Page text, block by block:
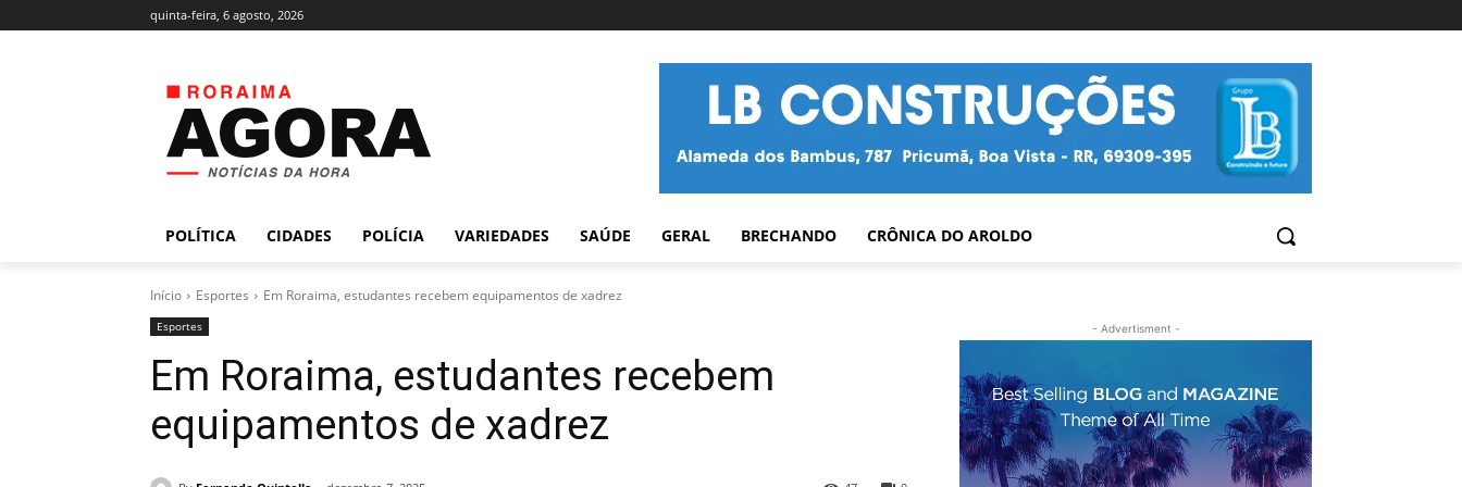
quinta-feira, 6 agosto, 2026
POLÍTICA CIDADES POLÍCIA VARIEDADES SAÚDE GERAL BRECHANDO CRÔNICA DO AROLDO
Início Esportes Em Roraima, estudantes recebem equipamentos de xadrez
Esportes
Em Roraima, estudantes recebem
equipamentos de xadrez
- Advertisment -